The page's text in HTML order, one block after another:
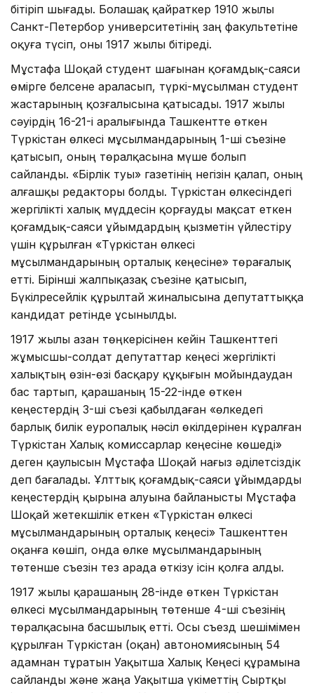
бітіріп шығады. Болашақ қайраткер 1910 жылы
Санкт-Петербор университетінің заң факультетіне
оқуға түсіп, оны 1917 жылы бітіреді.
Мұстафа Шоқай студент шағынан қоғамдық-саяси
өмірге белсене араласып, түркі-мұсылман студент
жастарының қозғалысына қатысады. 1917 жылы
сәуірдің 16-21-і аралығында Ташкентте өткен
Түркістан өлкесі мұсылмандарының 1-ші съезіне
қатысып, оның төралқасына мүше болып
сайланды. «Бірлік туы» газетінің негізін қалап, оның
алғашқы редакторы болды. Түркістан өлкесіндегі
жергілікті халық мүддесін қорғауды мақсат еткен
қоғамдық-саяси ұйымдардың қызметін үйлестіру
үшін құрылған «Түркістан өлкесі
мұсылмандарының орталық кеңесіне» төрағалық
етті. Бірінші жалпықазақ съезіне қатысып,
Бүкілресейлік құрылтай жиналысына депутаттыққа
кандидат ретінде ұсынылды.
1917 жылы Қазан төңкерісінен кейін Ташкенттегі
жұмысшы-солдат депутаттар кеңесі жергілікті
халықтың өзін-өзі басқару құқығын мойындаудан
бас тартып, қарашаның 15-22-інде өткен
кеңестердің 3-ші съезі қабылдаған «өлкедегі
барлық билік еуропалық нәсіл өкілдерінен кұралған
Түркістан Халық комиссарлар кеңесіне көшеді»
деген қаулысын Мұстафа Шоқай нағыз әділетсіздік
деп бағалады. Ұлттық қоғамдық-саяси ұйымдарды
кеңестердің қырына алуына байланысты Мұстафа
Шоқай жетекшілік еткен «Түркістан өлкесі
мұсылмандарының орталық кеңесі» Ташкенттен
Қоқанға көшіп, онда өлке мұсылмандарының
төтенше съезін тез арада өткізу ісін қолға алды.
1917 жылы қарашаның 28-інде өткен Түркістан
өлкесі мұсылмандарының төтенше 4-ші съезінің
төралқасына басшылық етті. Осы съезд шешімімен
құрылған Түркістан (Қоқан) автономиясының 54
адамнан тұратын Уақытша Халық Кеңесі құрамына
сайланды және жаңа Уақытша үкіметтің Сыртқы